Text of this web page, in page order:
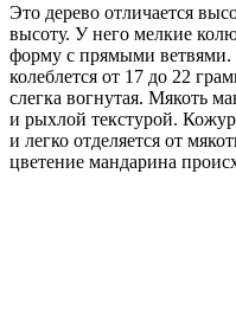
Это дерево отличается
высоту. У него мелкие
форму с прямыми
колеблется от 17 до 22
слегка вогнутая. Мякоть
и рыхлой текстурой.
и легко отделяется от
цветение мандарина